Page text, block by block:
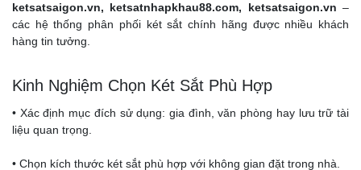
ketsatsaigon.vn, ketsatnhapkhau88.com, ketsatsaigon.vn –
các hệ thống phân phối két sắt chính hãng được nhiều khách
hàng tin tưởng.
Kinh Nghiệm Chọn Két Sắt Phù Hợp
• Xác định mục đích sử dụng: gia đình, văn phòng hay lưu trữ tài
liệu quan trọng.
• Chọn kích thước két sắt phù hợp với không gian đặt trong nhà.